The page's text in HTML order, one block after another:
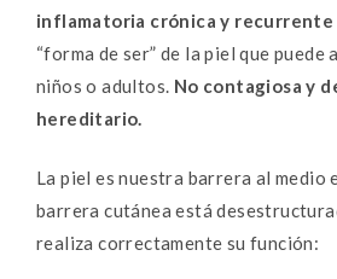
inflamatoria crónica y recurrente
“forma de ser” de la piel que
niños o adultos. No contagiosa y
hereditario.
La piel es nuestra barrera al medio
barrera cutánea está
realiza correctamente su función: